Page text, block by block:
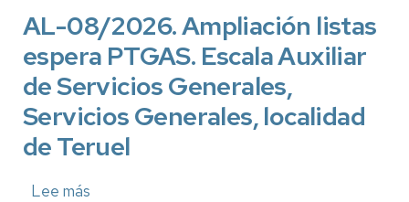
Generales.
Conductor,
distribución
y
reparto
AL-08/2026. Ampliación listas
espera PTGAS. Escala Auxiliar
de Servicios Generales,
Servicios Generales, localidad
de Teruel
Lee más